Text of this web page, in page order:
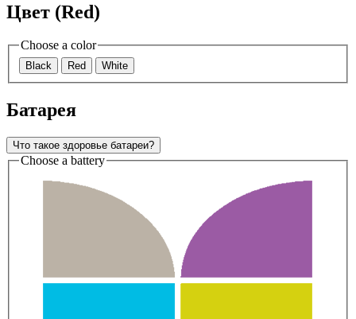
Цвет (Red)
Choose a color
Black Red White
Батарея
Что такое здоровье батареи?
Choose a battery